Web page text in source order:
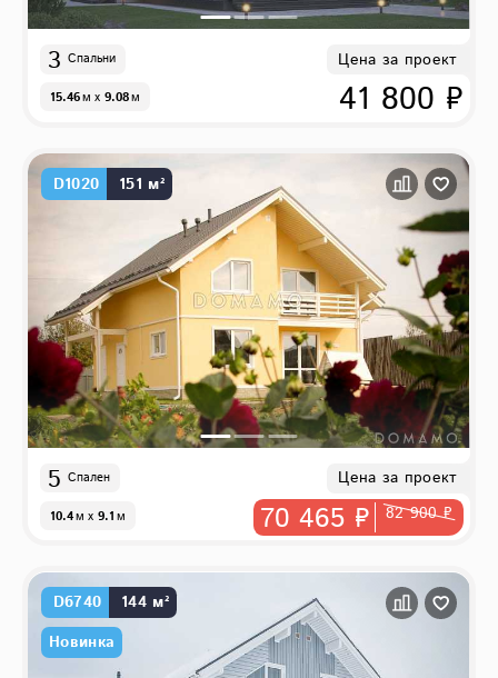
3 Спальни
15.46м x 9.08м
Цена за проект
41 800 ₽
D1020 151 м²
5 Спален
10.4м x 9.1м
Цена за проект
70 465 ₽ 82 900 ₽
D6740
144 м²
Новинка